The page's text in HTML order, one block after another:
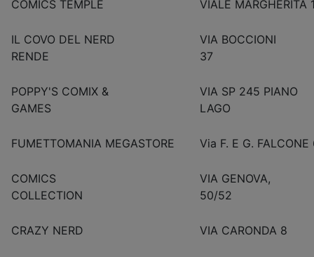
COMICS TEMPLE VIALE MARGHERITA
IL COVO DEL NERD
RENDE
VIA BOCCIONI
37
POPPY'S COMIX &
GAMES
VIA SP 245 PIANO
LAGO
FUMETTOMANIA MEGASTORE Via F. E G.
COMICS
COLLECTION
VIA GENOVA,
50/52
CRAZY NERD VIA CARONDA 8